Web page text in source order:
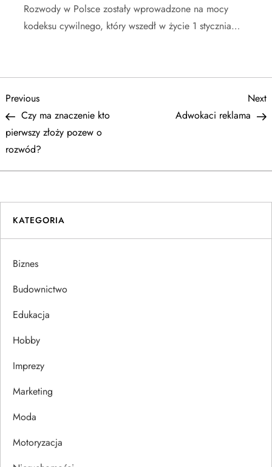
Rozwody w Polsce zostały wprowadzone na mocy
kodeksu cywilnego, który wszedł w życie 1 stycznia…
N
a
w
g
a
c
a
w
p
s
Previous
Post
Previous
Czy ma znaczenie kto
pierwszy złoży pozew o
rozwód?
Next
Adwokaci reklama
KATEGORIA
Biznes
Budownictwo
Edukacja
Hobby
Imprezy
Marketing
Moda
Motoryzacja